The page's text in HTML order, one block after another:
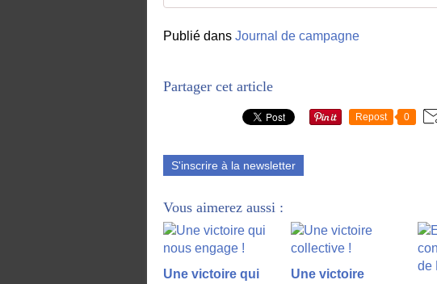
Publié dans Journal de campagne
Partager cet article
Repost 0
S'inscrire à la newsletter
Vous aimerez aussi :
Une victoire qui
Une victoire